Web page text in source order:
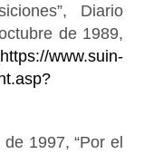
Diario
de 1989,
https://www.suin-
1997, “Por el